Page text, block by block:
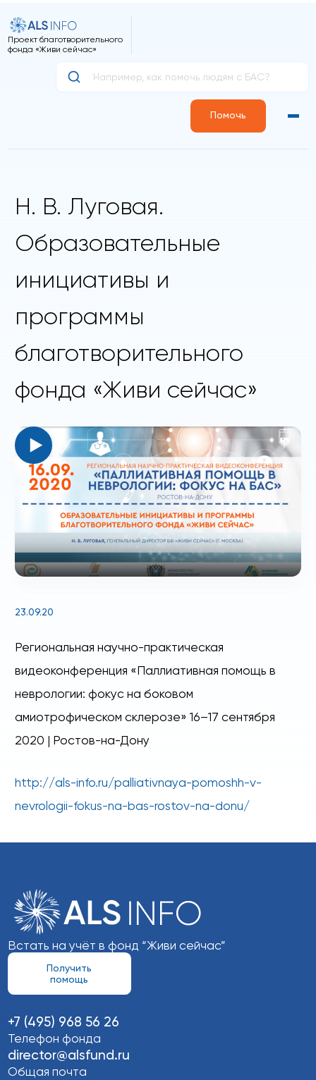
Проект благотворительного
фонда «Живи сейчас»
Помочь
Н. В. Луговая.
Образовательные
инициативы и
программы
благотворительного
фонда «Живи сейчас»
23.09.20
Региональная научно-практическая
видеоконференция «Паллиативная помощь в
неврологии: фокус на боковом
амиотрофическом склерозе» 16–17 сентября
2020 | Ростов-на-Дону
http://als-info.ru/palliativnaya-pomoshh-v-
nevrologii-fokus-na-bas-rostov-na-donu/
Встать на учёт в фонд “Живи сейчас”
Получить
помощь
+7 (495) 968 56 26
Телефон фонда
director@alsfund.ru
Общая почта